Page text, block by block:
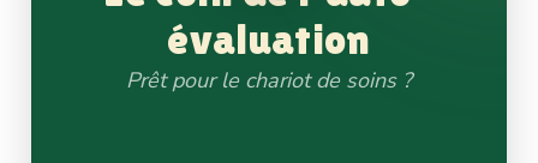
évaluation
Prêt pour le chariot de soins ?